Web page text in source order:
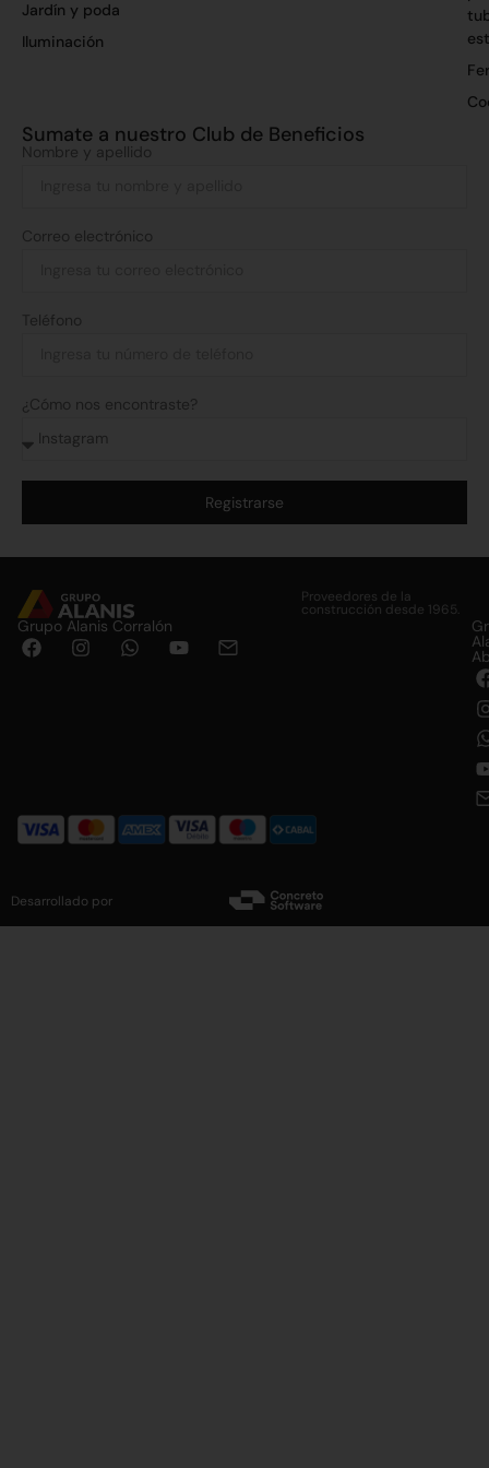
Jardín y poda
Iluminación
Sumate a nuestro Club de Beneficios
Nombre y apellido
Correo electrónico
Teléfono
¿Cómo nos encontraste?
Registrarse
Proveedores de la
construcción desde 1965.
Grupo Alanis Corralón
Desarrollado por